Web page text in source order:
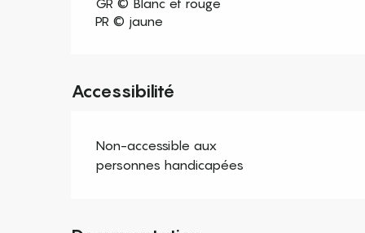
GR © Blanc et rouge
PR © jaune
Accessibilité
Non-accessible aux
personnes handicapées